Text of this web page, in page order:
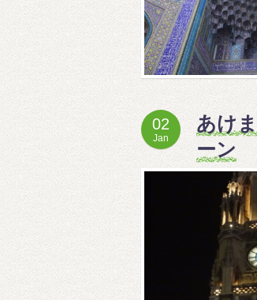
02
Jan
あけ
ーン